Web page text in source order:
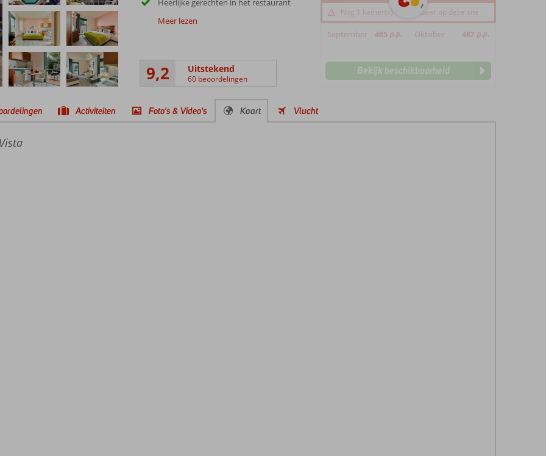
Heerlijke gerechten in het restaurant
Meer lezen
9,2 Uitstekend
60 beoordelingen
Nog 1 kamer(s) beschikbaar op deze site
September 485 p.p. Oktober 487 p.p.
Bekijk beschikbaarheid
Activiteiten Foto's & Video's Kaart Vlucht